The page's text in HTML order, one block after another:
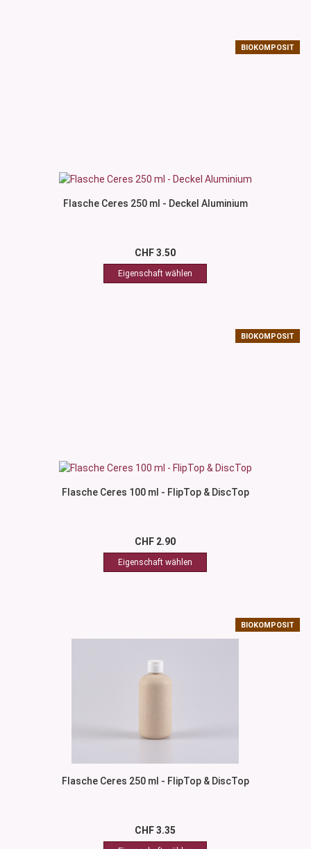
BIOKOMPOSIT
Flasche Ceres 250 ml - Deckel Aluminium
CHF 3.50
BIOKOMPOSIT
Flasche Ceres 100 ml - FlipTop & DiscTop
CHF 2.90
BIOKOMPOSIT
Flasche Ceres 250 ml - FlipTop & DiscTop
CHF 3.35